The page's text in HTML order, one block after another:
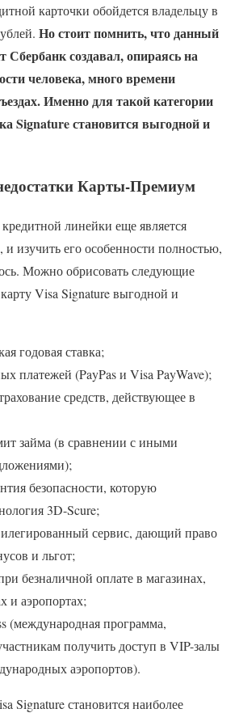
карточки обойдется владельцу в
Но стоит помнить, что данный
Сбербанк создавал, опираясь на
человека, много времени
Именно для такой категории
Signature становится выгодной и
Карты-Премиум
линейки еще является
изучить его особенности полностью,
Можно обрисовать следующие
Visa Signature выгодной и
годовая ставка;
платежей (PayPas и Visa PayWave);
средств, действующее в
займа (в сравнении с иными
безопасности, которую
3D-Scure;
сервис, дающий право
и льгот;
безналичной оплате в магазинах,
и аэропортах;
(международная программа,
получить доступ в VIP-залы
аэропортов).
Signature становится наиболее